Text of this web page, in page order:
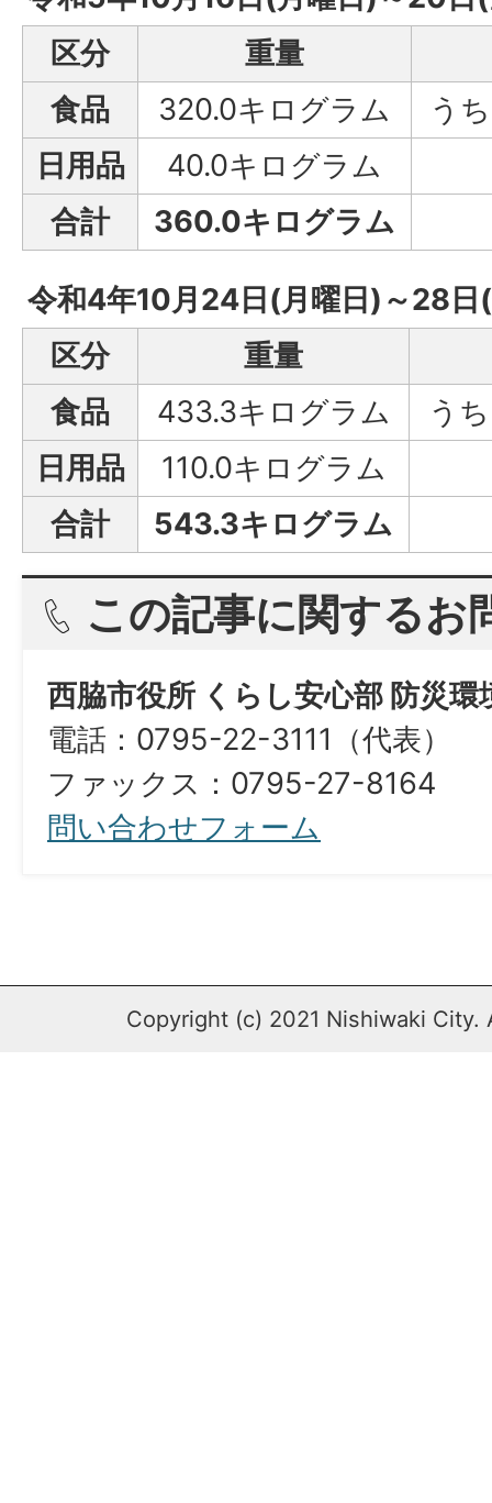
区分
重量
食品
320.0キログラム
う
日用品
40.0キログラム
合計
360.0キログラム
令和4年10月24日(月曜日)～28日
区分
重量
食品
433.3キログラム
う
日用品
110.0キログラム
合計
543.3キログラム
この記事に関するお
西脇市役所 くらし安心部 防災環
電話：0795-22-3111（代表）
ファックス：0795-27-8164
問い合わせフォーム
Copyright (c) 2021 Nishiwaki City.